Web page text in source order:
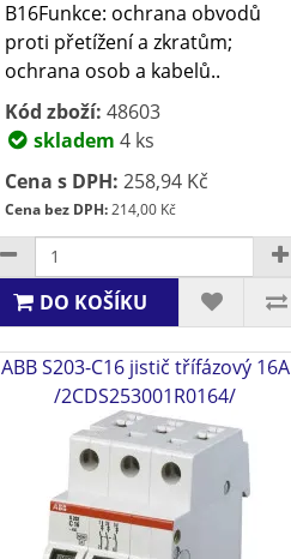
B16Funkce: ochrana obvodů
proti přetížení a zkratům;
ochrana osob a kabelů..
Kód zboží: 48603
skladem 4 ks
Cena s DPH: 258,94 Kč
Cena bez DPH:214,00 Kč
DO KOŠÍKU
ABB S203-C16 jistič třífázový 16A
/2CDS253001R0164/